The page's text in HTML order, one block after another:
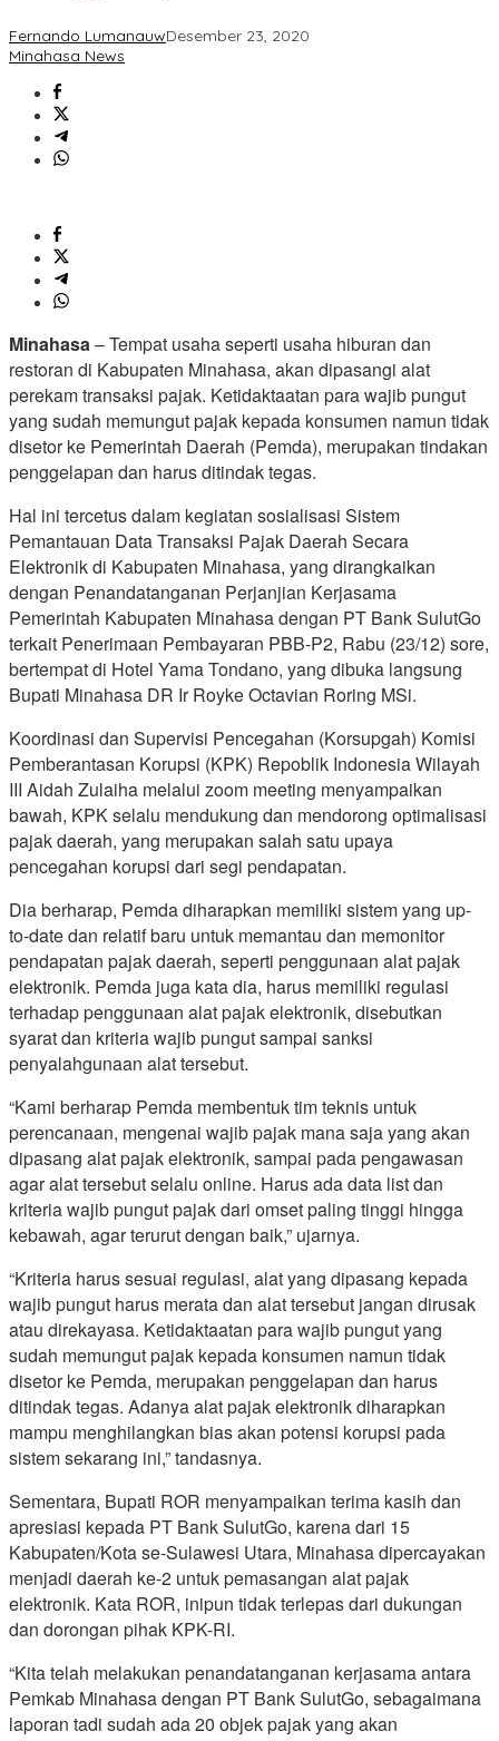
Fernando LumanauwDesember 23, 2020
Minahasa News
Minahasa– Tempat usaha seperti usaha hiburan dan
restoran di Kabupaten Minahasa, akan dipasangi alat
perekam transaksi pajak. Ketidaktaatan para wajib pungut
yang sudah memungut pajak kepada konsumen namun tidak
disetor ke Pemerintah Daerah (Pemda), merupakan tindakan
penggelapan dan harus ditindak tegas.
Hal ini tercetus dalam kegiatan sosialisasi Sistem
Pemantauan Data Transaksi Pajak Daerah Secara
Elektronik di Kabupaten Minahasa, yang dirangkaikan
dengan Penandatanganan Perjanjian Kerjasama
Pemerintah Kabupaten Minahasa dengan PT Bank SulutGo
terkait Penerimaan Pembayaran PBB-P2, Rabu (23/12) sore,
bertempat di Hotel Yama Tondano, yang dibuka langsung
Bupati Minahasa DR Ir Royke Octavian Roring MSi.
Koordinasi dan Supervisi Pencegahan (Korsupgah) Komisi
Pemberantasan Korupsi (KPK) Repoblik Indonesia Wilayah
III Aidah Zulaiha melalui zoom meeting menyampaikan
bawah, KPK selalu mendukung dan mendorong optimalisasi
pajak daerah, yang merupakan salah satu upaya
pencegahan korupsi dari segi pendapatan.
Dia berharap, Pemda diharapkan memiliki sistem yang up-
to-date dan relatif baru untuk memantau dan memonitor
pendapatan pajak daerah, seperti penggunaan alat pajak
elektronik. Pemda juga kata dia, harus memiliki regulasi
terhadap penggunaan alat pajak elektronik, disebutkan
syarat dan kriteria wajib pungut sampai sanksi
penyalahgunaan alat tersebut.
“Kami berharap Pemda membentuk tim teknis untuk
perencanaan, mengenai wajib pajak mana saja yang akan
dipasang alat pajak elektronik, sampai pada pengawasan
agar alat tersebut selalu online. Harus ada data list dan
kriteria wajib pungut pajak dari omset paling tinggi hingga
kebawah, agar terurut dengan baik,” ujarnya.
“Kriteria harus sesuai regulasi, alat yang dipasang kepada
wajib pungut harus merata dan alat tersebut jangan dirusak
atau direkayasa. Ketidaktaatan para wajib pungut yang
sudah memungut pajak kepada konsumen namun tidak
disetor ke Pemda, merupakan penggelapan dan harus
ditindak tegas. Adanya alat pajak elektronik diharapkan
mampu menghilangkan bias akan potensi korupsi pada
sistem sekarang ini,” tandasnya.
Sementara, Bupati ROR menyampaikan terima kasih dan
apresiasi kepada PT Bank SulutGo, karena dari 15
Kabupaten/Kota se-Sulawesi Utara, Minahasa dipercayakan
menjadi daerah ke-2 untuk pemasangan alat pajak
elektronik. Kata ROR, inipun tidak terlepas dari dukungan
dan dorongan pihak KPK-RI.
“Kita telah melakukan penandatanganan kerjasama antara
Pemkab Minahasa dengan PT Bank SulutGo, sebagaimana
laporan tadi sudah ada 20 objek pajak yang akan